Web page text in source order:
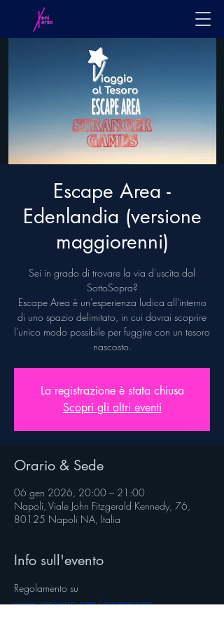
Escape Area -
Edenlandia (versione
maggiorenni)
Sei in grado di trovare la via d'uscita dal
SottoSopra?
Escape Area è un’esperienza ludica all'interno
di uno spazio delimitato, in cui dovrai scoprire
l'unico modo possibile per fuggire con un tesoro
nascosto.
La registrazione è stata chiusa
Scopri gli altri eventi
Orario & Sede
06 gen 2026, 20:00 – 21:00
Napoli, Viale John Fitzgerald Kennedy, 76,
80125 Napoli NA, Italia
Info sull'evento
Regolamento su
www.veniverso.com/escapearea